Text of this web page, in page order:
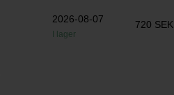
2026-08-07
I lager
720 SEK